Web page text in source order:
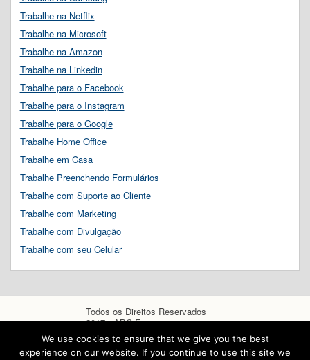
Trabalhe na Netflix
Trabalhe na Microsoft
Trabalhe na Amazon
Trabalhe na Linkedin
Trabalhe para o Facebook
Trabalhe para o Instagram
Trabalhe para o Google
Trabalhe Home Office
Trabalhe em Casa
Trabalhe Preenchendo Formulários
Trabalhe com Suporte ao Cliente
Trabalhe com Marketing
Trabalhe com Divulgação
Trabalhe com seu Celular
Todos os Direitos Reservados
2017 - ABC Empregos
We use cookies to ensure that we give you the best
experience on our website. If you continue to use this site we